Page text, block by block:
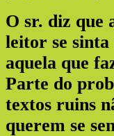
O sr. diz que
leitor se
aquela que
Parte do
textos ruins
querem se